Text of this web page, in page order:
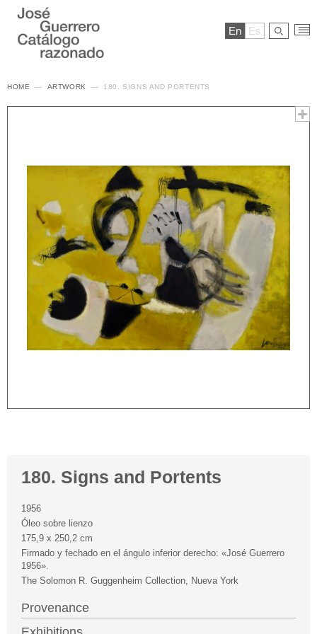
En Es
HOME ARTWORK 180. SIGNS AND PORTENTS
180. Signs and Portents
1956
Óleo sobre lienzo
175,9 x 250,2 cm
Firmado y fechado en el ángulo inferior derecho: «José Guerrero
1956».
The Solomon R. Guggenheim Collection, Nueva York
Provenance